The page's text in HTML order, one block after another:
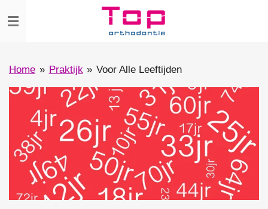
direct
hoofdinhoud
Home » Praktijk » Voor Alle Leeftijden